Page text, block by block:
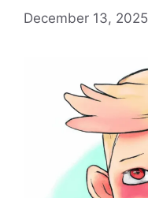
December 13, 2025